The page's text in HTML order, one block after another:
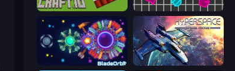
SlitherCraft.io Shape Shooter 2
BladeOrbit.io Hyperspace: Quantum Fracture